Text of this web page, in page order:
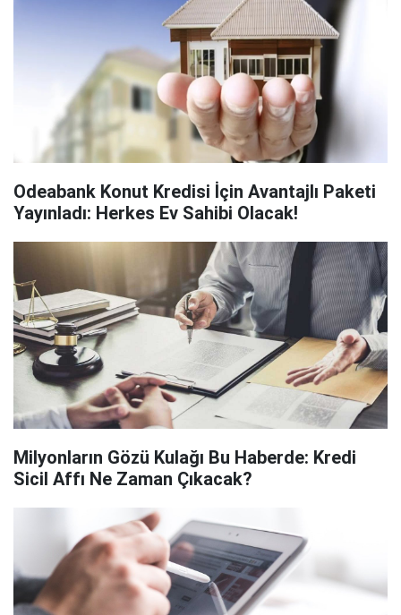
Odeabank Konut Kredisi İçin Avantajlı Paketi
Yayınladı: Herkes Ev Sahibi Olacak!
Milyonların Gözü Kulağı Bu Haberde: Kredi
Sicil Affı Ne Zaman Çıkacak?